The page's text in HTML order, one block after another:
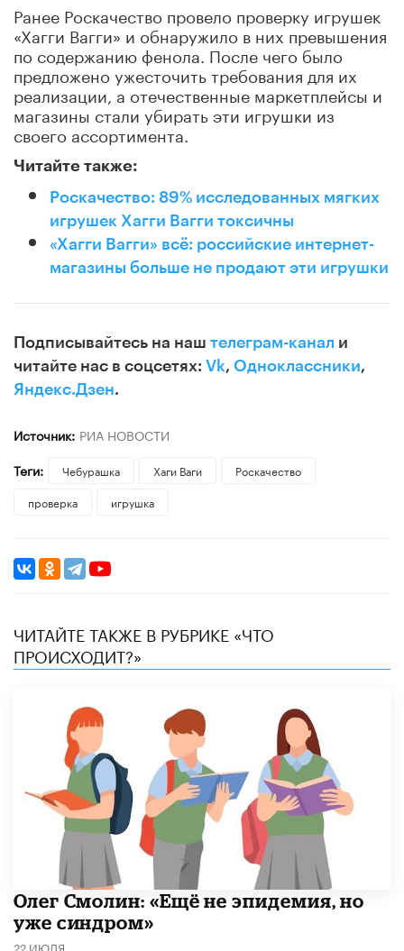
Ранее Роскачество провело проверку игрушек
«Хагги Вагги» и обнаружило в них превышения
по содержанию фенола. После чего было
предложено ужесточить требования для их
реализации, а отечественные маркетплейсы и
магазины стали убирать эти игрушки из
своего ассортимента.
Читайте также:
Роскачество: 89% исследованных мягких
игрушек Хагги Вагги токсичны
«Хагги Вагги» всё: российские интернет-
магазины больше не продают эти игрушки
Подписывайтесь на наш телеграм-канал и
читайте нас в соцсетях: Vk, Одноклассники,
Яндекс.Дзен.
Источник: РИА НОВОСТИ
Теги:
Чебурашка Хаги Ваги
Роскачество
проверка
игрушка
ЧИТАЙТЕ ТАКЖЕ В РУБРИКЕ «ЧТО
ПРОИСХОДИТ?»
​Олег Смолин: «Ещё не эпидемия, но
уже синдром»
22 ИЮЛЯ